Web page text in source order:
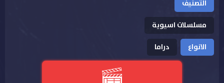
التصنيف
مسلسلات اسيوية
الانواع
دراما